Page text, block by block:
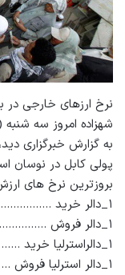
نرخ ارزهای خارجی در
شهزاده امروز سه شنبه (۷ جوزا) نوساناتی را تجربه می
به گزارش خبرگزاری
پولی کابل در نوسان
بروزترین نرخ های
۱_دالر خرید ……………… ۷۹٫۲۵
۱_دالر فروش …………….. ۷۹٫۳۰
۱_دالراسترلیا خرید ………. ۵۴٫۰۰
۱_دالر استرلیا فروش …….. ۵۴٫۲۰